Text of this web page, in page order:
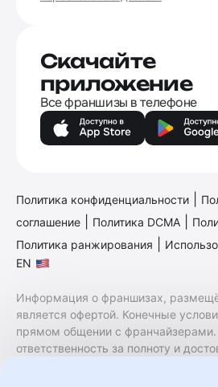
Скачайте
приложение
Все франшизы в телефоне
Политика конфиденциальности
соглашение
Политика DCMA
Политика ранжирования
EN
Информация о франшизах,
является офертой. Конечные
прямом общении с
ответственность за полноту и